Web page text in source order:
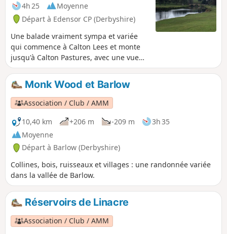
4h 25
Moyenne
Départ à Edensor CP (Derbyshire)
Une balade vraiment sympa et variée
qui commence à Calton Lees et monte
jusqu'à Calton Pastures, avec une vue
superbe sur les environs de Bakewell et
Chatsworth House. Après avoir passé la
maison, grimpe à travers Stand Wood et
retourne au parking par Beeley.
Monk Wood et Barlow
Association / Club / AMM
10,40 km
+206 m -209 m
3h 35
Moyenne
Départ à Barlow (Derbyshire)
Collines, bois, ruisseaux et villages : une randonnée variée
dans la vallée de Barlow.
Réservoirs de Linacre
Association / Club / AMM